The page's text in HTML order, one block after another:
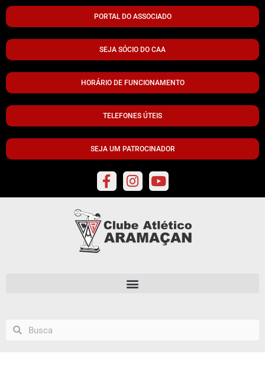
PORTAL DO ASSOCIADO
SEJA SÓCIO DO CAA
HORÁRIO DE FUNCIONAMENTO
TELEFONES ÚTEIS
SEJA UM PATROCINADOR